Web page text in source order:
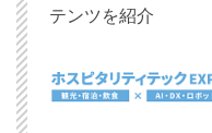
テンツを紹介